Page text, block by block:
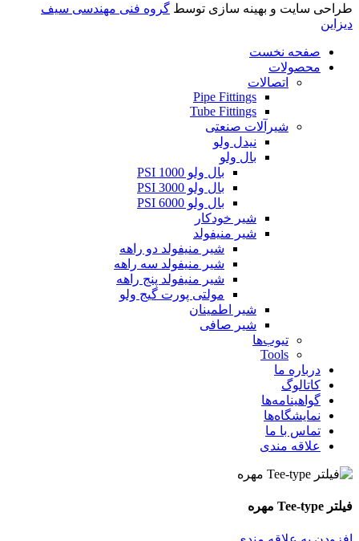
طراحی سایت و بهینه سازی توسط گروه فنی مهندسی سیف
دیزاین
صفحه نخست
محصولات
اتصالات
Pipe Fittings
Tube Fittings
شیرآلات صنعتی
نیدل ولو
بال ولو
بال ولو 1000 PSI
بال ولو 3000 PSI
بال ولو 6000 PSI
شیر خودکار
شیر منیفولد
شیر منیفولد دو راهه
شیر منیفولد سه راهه
شیر منیفولد پنج راهه
مولتی پورت گیج ولو
شیر اطمینان
شیر صافی
تیوب‌ها
Tools
درباره ما
کاتالوگ
گواهینامه‌ها
نمایشگاه‌ها
تماس با ما
علاقه مندی
فیلتر Tee-type مهره